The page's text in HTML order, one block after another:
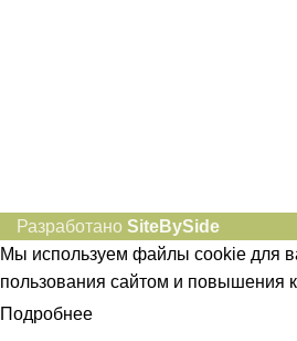
Разработано SiteBySide
Мы используем файлы cookie для
пользования сайтом и повышения
Подробнее